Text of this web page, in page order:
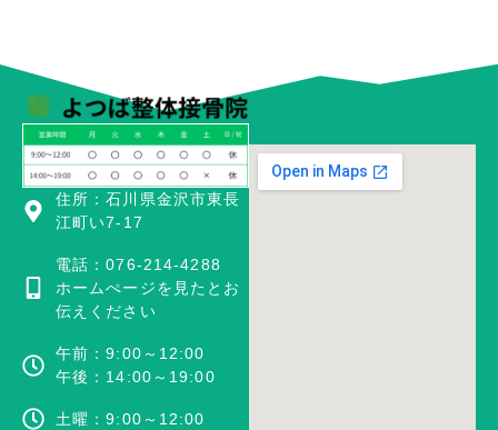
住所：石川県金沢市東長
江町い7-17
電話：076-214-4288
ホームぺージを見たとお
伝えください
午前：9:00～12:00
午後：14:00～19:00
土曜：9:00～12:00